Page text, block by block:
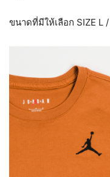
ขนาดที่มีให้เลือก SIZE L